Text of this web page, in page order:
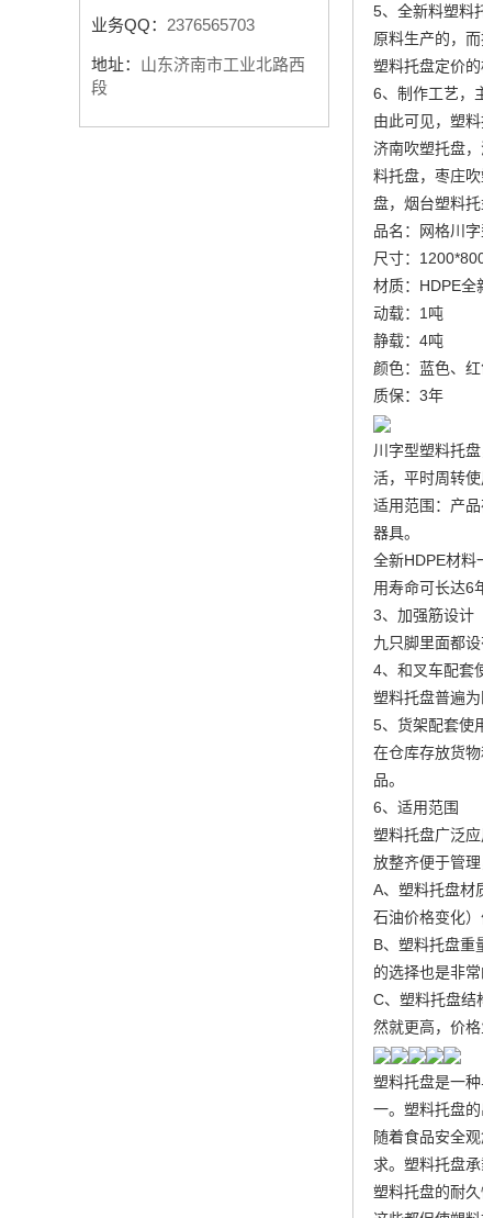
业务QQ： 2376565703
地址： 山东济南市工业北路西
段
5、全新料塑料
原料生产的，
塑料托盘定价
6、制作工艺，
由此可见，塑
济南吹塑托盘
料托盘，枣庄
盘，烟台塑料
品名：网格川
尺寸：
材质：HDPE全
动载：1吨
静载：4吨
颜色：蓝色、
质保：3年
川字型塑料托
活，平时周转
适用范围：产
器具。
全新HDPE材料
用寿命可长达6
3、加强筋设计
九只脚里面都
4、和叉车配套
塑料托盘普遍
5、货架配套使
在仓库存放货
品。
6、适用范围
塑料托盘广泛
放整齐便于管
A、塑料托盘材
石油价格变化）
B、塑料托盘重
的选择也是非常
C、塑料托盘结
然就更高，价
塑料托盘是一
一。塑料托盘
随着食品安全
求。塑料托盘
塑料托盘的耐